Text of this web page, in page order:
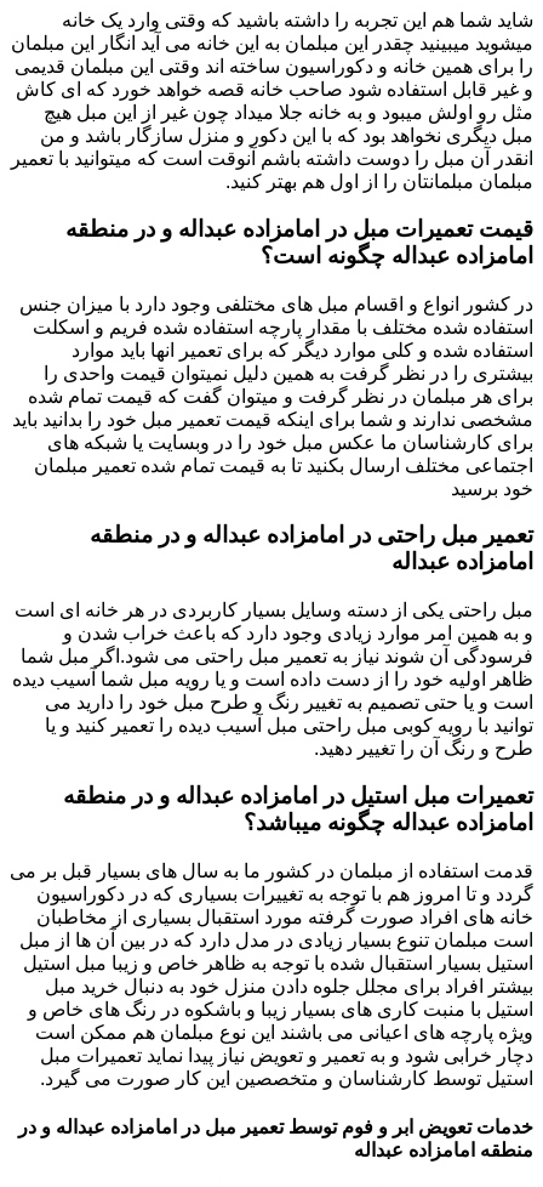
شاید شما هم این تجربه را داشته باشید که وقتی وارد یک خانه
میشوید میبینید چقدر این مبلمان به این خانه می آید انگار این مبلمان
را برای همین خانه و دکوراسیون ساخته اند وقتی این مبلمان قدیمی
و غیر قابل استفاده شود صاحب خانه قصه خواهد خورد که ای کاش
مثل رو اولش میبود و به خانه جلا میداد چون غیر از این مبل هیچ
مبل دیگری نخواهد بود که با این دکور و منزل سازگار باشد و من
انقدر آن مبل را دوست داشته باشم آنوقت است که میتوانید با تعمیر
مبلمان مبلمانتان را از اول هم بهتر کنید.
قیمت تعمیرات مبل در امامزاده عبداله و در منطقه
امامزاده عبداله چگونه است؟
در کشور انواع و اقسام مبل های مختلفی وجود دارد با میزان جنس
استفاده شده مختلف با مقدار پارچه استفاده شده فریم و اسکلت
استفاده شده و کلی موارد دیگر که برای تعمیر انها باید موارد
بیشتری را در نظر گرفت به همین دلیل نمیتوان قیمت واحدی را
برای هر مبلمان در نظر گرفت و میتوان گفت که قیمت تمام شده
مشخصی ندارند و شما برای اینکه قیمت تعمیر مبل خود را بدانید باید
برای کارشناسان ما عکس مبل خود را در وبسایت یا شبکه های
اجتماعی مختلف ارسال بکنید تا به قیمت تمام شده تعمیر مبلمان
خود برسید
تعمیر مبل راحتی در امامزاده عبداله و در منطقه
امامزاده عبداله
مبل راحتی یکی از دسته وسایل بسیار کاربردی در هر خانه ای است
و به همین امر موارد زیادی وجود دارد که باعث خراب شدن و
فرسودگی آن شوند نیاز به تعمیر مبل راحتی می شود.اگر مبل شما
ظاهر اولیه خود را از دست داده است و یا رویه مبل شما آسیب دیده
است و یا حتی تصمیم به تغییر رنگ و طرح مبل خود را دارید می
توانید با رویه کوبی مبل راحتی مبل آسیب دیده را تعمیر کنید و یا
طرح و رنگ آن را تغییر دهید.
تعمیرات مبل استیل در امامزاده عبداله و در منطقه
امامزاده عبداله چگونه میباشد؟
قدمت استفاده از مبلمان در کشور ما به سال های بسیار قبل بر می
گردد و تا امروز هم با توجه به تغییرات بسیاری که در دکوراسیون
خانه های افراد صورت گرفته مورد استقبال بسیاری از مخاطبان
است مبلمان تنوع بسیار زیادی در مدل دارد که در بین آن ها از مبل
استیل بسیار استقبال شده با توجه به ظاهر خاص و زیبا مبل استیل
بیشتر افراد برای مجلل جلوه دادن منزل خود به دنبال خرید مبل
استیل با منبت کاری های بسیار زیبا و باشکوه در رنگ های خاص و
ویژه پارچه های اعیانی می باشند این نوع مبلمان هم ممکن است
دچار خرابی شود و به تعمیر و تعویض نیاز پیدا نماید تعمیرات مبل
استیل توسط کارشناسان و متخصصین این کار صورت می گیرد.
خدمات تعویض ابر و فوم توسط تعمیر مبل در امامزاده عبداله و در
منطقه امامزاده عبداله